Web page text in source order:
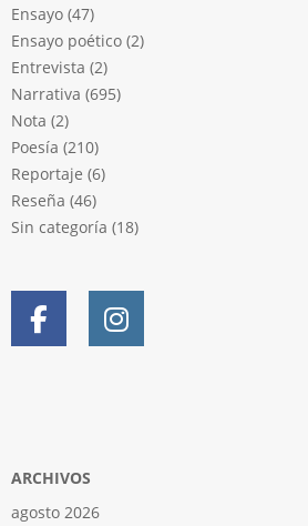
Ensayo (47)
Ensayo poético (2)
Entrevista (2)
Narrativa (695)
Nota (2)
Poesía (210)
Reportaje (6)
Reseña (46)
Sin categoría (18)
ARCHIVOS
agosto 2026